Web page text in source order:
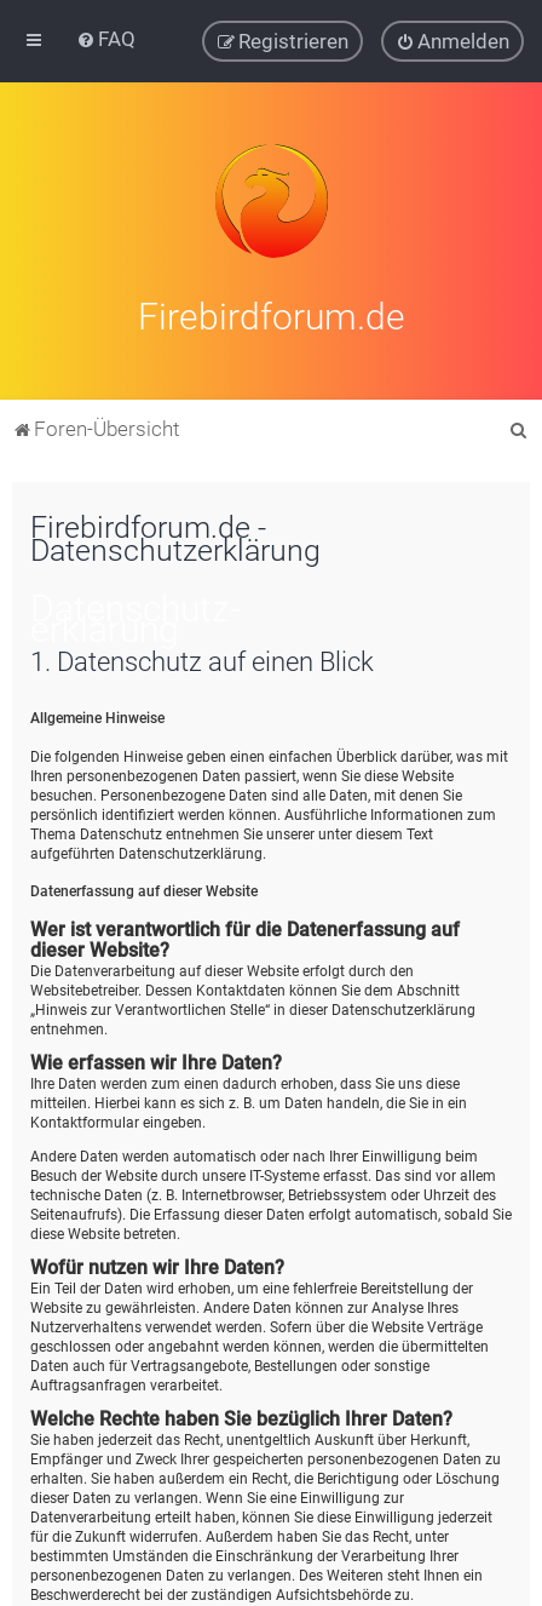
FAQ Anmelden
Registrieren
Firebirdforum.de
Foren-Übersicht
Firebirdforum.de -
Datenschutzerklärung
1. Datenschutz auf einen Blick
Allgemeine Hinweise
Die folgenden Hinweise geben einen einfachen Überblick darüber, was mit
Ihren personenbezogenen Daten passiert, wenn Sie diese Website
besuchen. Personenbezogene Daten sind alle Daten, mit denen Sie
persönlich identifiziert werden können. Ausführliche Informationen zum
Thema Datenschutz entnehmen Sie unserer unter diesem Text
aufgeführten Datenschutzerklärung.
Datenerfassung auf dieser Website
Wer ist verantwortlich für die Datenerfassung auf
dieser Website?
Die Datenverarbeitung auf dieser Website erfolgt durch den
Websitebetreiber. Dessen Kontaktdaten können Sie dem Abschnitt
„Hinweis zur Verantwortlichen Stelle“ in dieser Datenschutzerklärung
entnehmen.
Wie erfassen wir Ihre Daten?
Ihre Daten werden zum einen dadurch erhoben, dass Sie uns diese
mitteilen. Hierbei kann es sich z. B. um Daten handeln, die Sie in ein
Kontaktformular eingeben.
Andere Daten werden automatisch oder nach Ihrer Einwilligung beim
Besuch der Website durch unsere IT-Systeme erfasst. Das sind vor allem
technische Daten (z. B. Internetbrowser, Betriebssystem oder Uhrzeit des
Seitenaufrufs). Die Erfassung dieser Daten erfolgt automatisch, sobald Sie
diese Website betreten.
Wofür nutzen wir Ihre Daten?
Ein Teil der Daten wird erhoben, um eine fehlerfreie Bereitstellung der
Website zu gewährleisten. Andere Daten können zur Analyse Ihres
Nutzerverhaltens verwendet werden. Sofern über die Website Verträge
geschlossen oder angebahnt werden können, werden die übermittelten
Daten auch für Vertragsangebote, Bestellungen oder sonstige
Auftragsanfragen verarbeitet.
Welche Rechte haben Sie bezüglich Ihrer Daten?
Sie haben jederzeit das Recht, unentgeltlich Auskunft über Herkunft,
Empfänger und Zweck Ihrer gespeicherten personenbezogenen Daten zu
erhalten. Sie haben außerdem ein Recht, die Berichtigung oder Löschung
dieser Daten zu verlangen. Wenn Sie eine Einwilligung zur
Datenverarbeitung erteilt haben, können Sie diese Einwilligung jederzeit
für die Zukunft widerrufen. Außerdem haben Sie das Recht, unter
bestimmten Umständen die Einschränkung der Verarbeitung Ihrer
personenbezogenen Daten zu verlangen. Des Weiteren steht Ihnen ein
Beschwerderecht bei der zuständigen Aufsichtsbehörde zu.